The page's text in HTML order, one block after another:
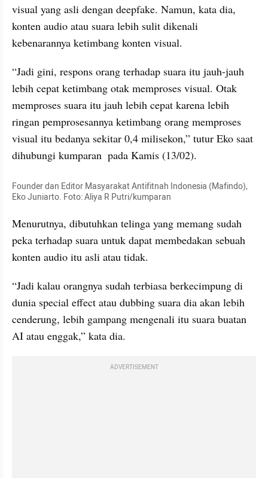
visual yang asli dengan deepfake. Namun, kata dia,
konten audio atau suara lebih sulit dikenali
kebenarannya ketimbang konten visual.
“Jadi gini, respons orang terhadap suara itu jauh-jauh
lebih cepat ketimbang otak memproses visual. Otak
memproses suara itu jauh lebih cepat karena lebih
ringan pemprosesannya ketimbang orang memproses
visual itu bedanya sekitar 0,4 milisekon,” tutur Eko saat
dihubungi kumparan  pada Kamis (13/02).
Founder dan Editor Masyarakat Antifitnah Indonesia (Mafindo),
Eko Juniarto. Foto: Aliya R Putri/kumparan
Menurutnya, dibutuhkan telinga yang memang sudah
peka terhadap suara untuk dapat membedakan sebuah
konten audio itu asli atau tidak.
“Jadi kalau orangnya sudah terbiasa berkecimpung di
dunia special effect atau dubbing suara dia akan lebih
cenderung, lebih gampang mengenali itu suara buatan
AI atau enggak,” kata dia.
ADVERTISEMENT